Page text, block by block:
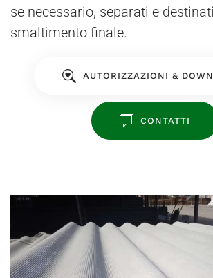
se necessario, separati e
smaltimento finale.
AUTORIZZAZIONI &
CONTATTI